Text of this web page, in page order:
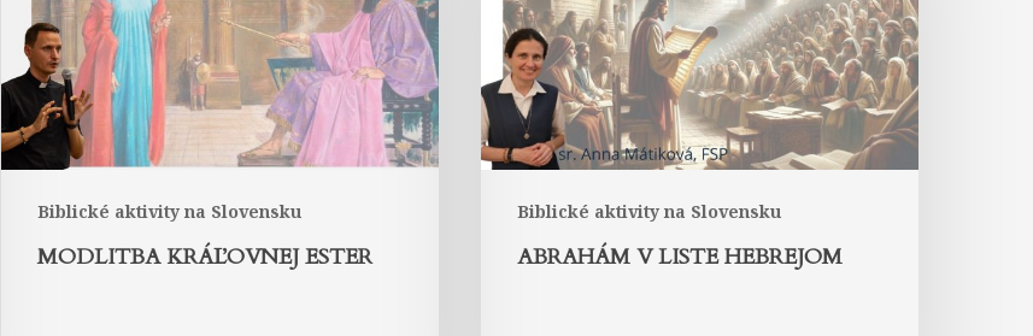
Biblické aktivity na Slovensku
MODLITBA KRÁĽOVNEJ ESTER
Biblické aktivity na Slovensku
ABRAHÁM V LISTE HEBREJOM